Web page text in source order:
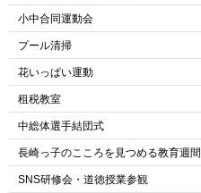
小中合同運動会
プール清掃
花いっぱい運動
租税教室
中総体選手結団式
長崎っ子のこころを見つめる教育週間
SNS研修会・道徳授業参観